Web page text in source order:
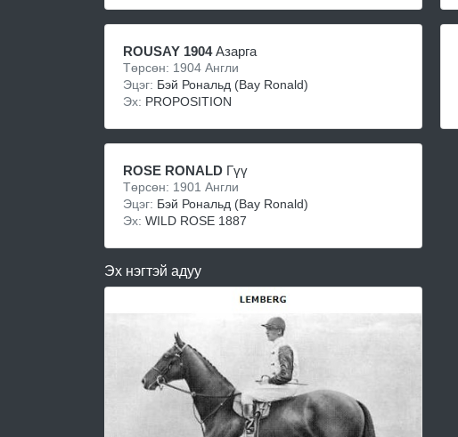
ROUSAY 1904Азарга
Төрсөн: 1904 Англи
Эцэг: Бэй Рональд (Bay Ronald)
Эх: PROPOSITION
ROSE RONALD Гүү
Төрсөн: 1901 Англи
Эцэг: Бэй Рональд (Bay Ronald)
Эх: WILD ROSE 1887
Эх нэгтэй адуу